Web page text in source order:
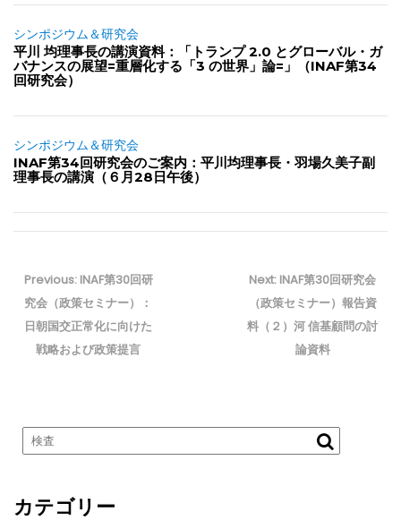
シンポジウム＆研究会
平川 均理事長の講演資料：「トランプ 2.0 とグローバル・ガ
バナンスの展望=重層化する「3 の世界」論=」（INAF第34
回研究会）
シンポジウム＆研究会
INAF第34回研究会のご案内：平川均理事長・羽場久美子副
理事長の講演（６月28日午後）
稿
ナ
ビ
ゲ
Previous: Previous
post:
INAF第30回研
究会（政策セミナー）：
日朝国交正常化に向けた
戦略および政策提言
Next: Next
post:
INAF第30回研究会
（政策セミナー）報告資
料（２）河 信基顧問の討
論資料
カテゴリー